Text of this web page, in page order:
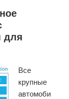
для
Все
крупные
автомоби